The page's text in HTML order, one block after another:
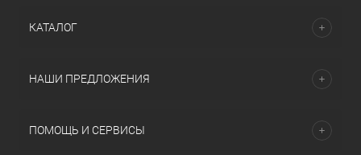
КАТАЛОГ
НАШИ ПРЕДЛОЖЕНИЯ
ПОМОЩЬ И СЕРВИСЫ